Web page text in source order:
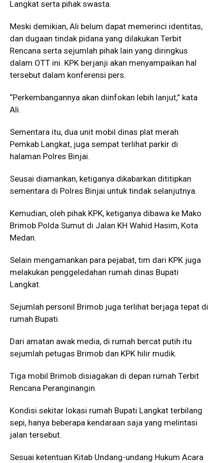
Langkat serta pihak swasta.
Meski demikian, Ali belum dapat memerinci identitas,
dan dugaan tindak pidana yang dilakukan Terbit
Rencana serta sejumlah pihak lain yang diringkus
dalam OTT ini. KPK berjanji akan menyampaikan hal
tersebut dalam konferensi pers.
“Perkembangannya akan diinfokan lebih lanjut,” kata
Ali.
Sementara itu, dua unit mobil dinas plat merah
Pemkab Langkat, juga sempat terlihat parkir di
halaman Polres Binjai.
Seusai diamankan, ketiganya dikabarkan dititipkan
sementara di Polres Binjai untuk tindak selanjutnya.
Kemudian, oleh pihak KPK, ketiganya dibawa ke Mako
Brimob Polda Sumut di Jalan KH Wahid Hasim, Kota
Medan.
Selain mengamankan para pejabat, tim dari KPK juga
melakukan penggeledahan rumah dinas Bupati
Langkat.
Sejumlah personil Brimob juga terlihat berjaga tepat di
rumah Bupati.
Dari amatan awak media, di rumah bercat putih itu
sejumlah petugas Brimob dan KPK hilir mudik.
Tiga mobil Brimob disiagakan di depan rumah Terbit
Rencana Peranginangin.
Kondisi sekitar lokasi rumah Bupati Langkat terbilang
sepi, hanya beberapa kendaraan saja yang melintasi
jalan tersebut.
Sesuai ketentuan Kitab Undang-undang Hukum Acara